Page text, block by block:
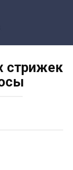
стрижек